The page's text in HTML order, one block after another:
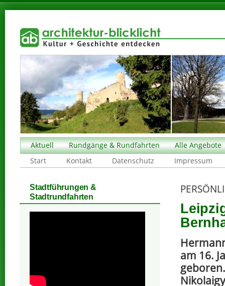
Aktuell Rundgänge & Rundfahrten
Alle Angebote
Start
Kontakt Datenschutz Impressum
am 16.
Stadtführungen &
Stadtrundfahrten